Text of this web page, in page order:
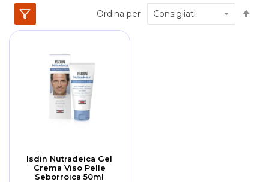
Ordina per
Isdin Nutradeica Gel
Crema Viso Pelle
Seborroica 50ml